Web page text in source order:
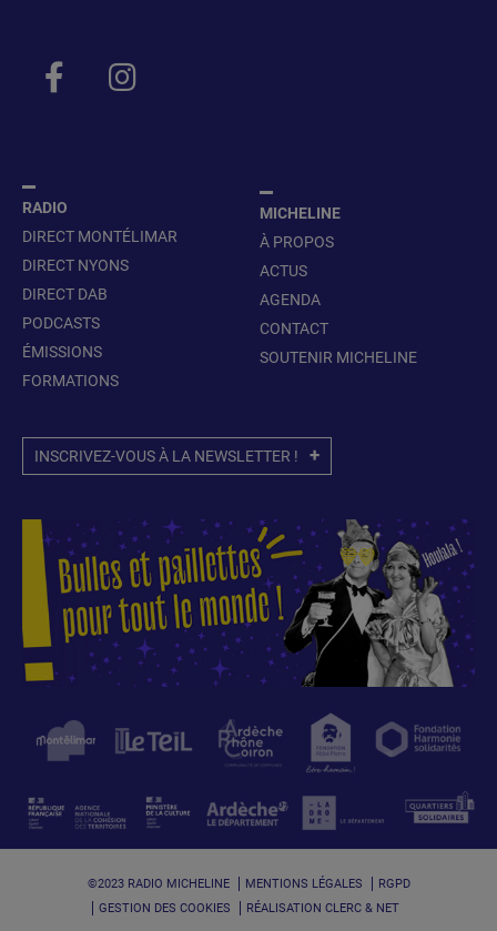
RADIO
DIRECT MONTÉLIMAR
DIRECT NYONS
DIRECT DAB
PODCASTS
ÉMISSIONS
FORMATIONS
MICHELINE
À PROPOS
ACTUS
AGENDA
CONTACT
SOUTENIR MICHELINE
INSCRIVEZ-VOUS À LA NEWSLETTER !
©2023 RADIO MICHELINE MENTIONS LÉGALES
RGPD
GESTION DES COOKIES
RÉALISATION CLERC & NET